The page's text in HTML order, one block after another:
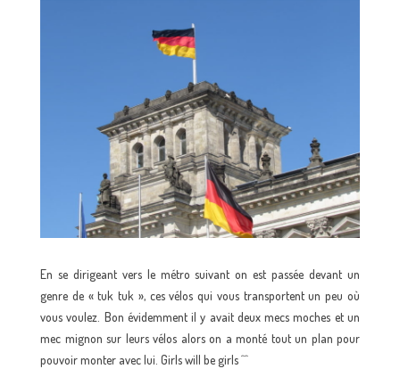
En se dirigeant vers le métro suivant on est passée devant un
genre de « tuk tuk », ces vélos qui vous transportent un peu où
vous voulez. Bon évidemment il y avait deux mecs moches et un
mec mignon sur leurs vélos alors on a monté tout un plan pour
pouvoir monter avec lui. Girls will be girls ^^